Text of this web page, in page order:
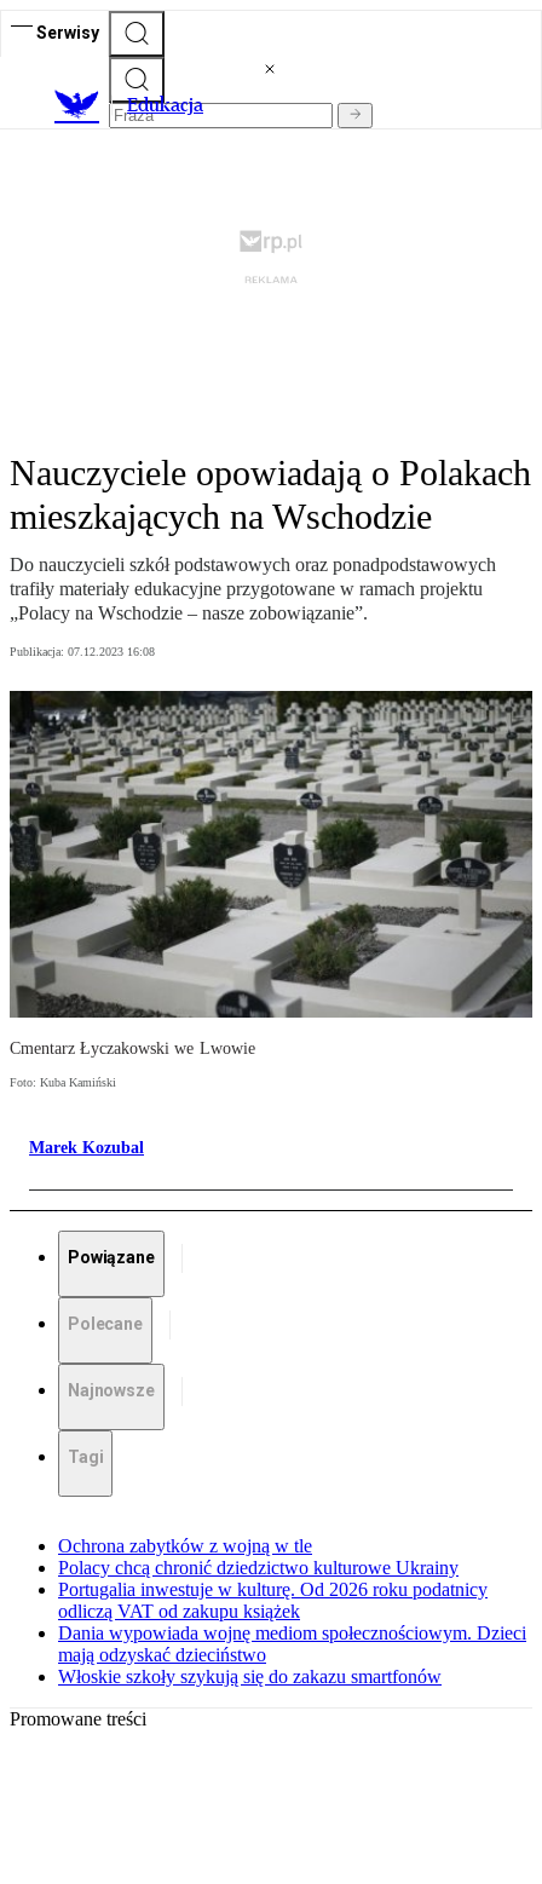
Serwisy
Edukacja
Nauczyciele opowiadają o Polakach
mieszkających na Wschodzie
Do nauczycieli szkół podstawowych oraz ponadpodstawowych
trafiły materiały edukacyjne przygotowane w ramach projektu
„Polacy na Wschodzie – nasze zobowiązanie”.
Publikacja: 07.12.2023 16:08
Cmentarz Łyczakowski we Lwowie
Foto: Kuba Kamiński
Marek Kozubal
Powiązane
Polecane
Najnowsze
Tagi
Ochrona zabytków z wojną w tle
Polacy chcą chronić dziedzictwo kulturowe Ukrainy
Portugalia inwestuje w kulturę. Od 2026 roku podatnicy
odliczą VAT od zakupu książek
Dania wypowiada wojnę mediom społecznościowym. Dzieci
mają odzyskać dzieciństwo
Włoskie szkoły szykują się do zakazu smartfonów
Promowane treści